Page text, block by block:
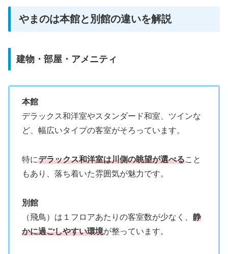
やまのは本館と別館の違いを解説
建物・部屋・アメニティ
本館
デラックス和洋室やスタンダード和室、ツインな
ど、幅広いタイプの客室がそろっています。
特にデラックス和洋室は川側の眺望が選べること
もあり、落ち着いた雰囲気が魅力です。
別館
（飛鳥）は１フロアあたりの客室数が少なく、 静
かに過ごしやすい環境が整っています。